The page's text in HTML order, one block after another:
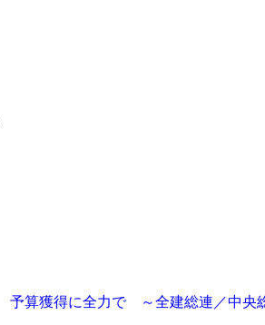
予算獲得に全力で ～全建総連／中央